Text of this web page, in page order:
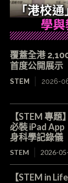
覆蓋全港
首度公開展示
STEM 2026-
【STEM 專
必裝 iPad App
身科學記錄儀
STEM 2026-
【STEM in